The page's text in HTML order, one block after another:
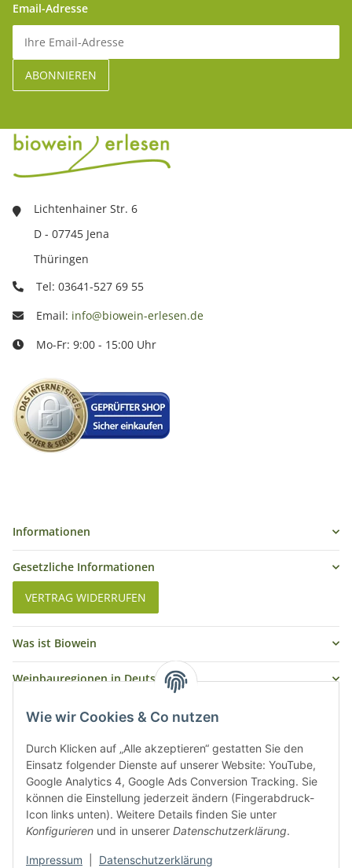
Wie wir Cookies & Co nutzen
Durch Klicken auf „Alle akzeptieren“ gestatten Sie den
Einsatz folgender Dienste auf unserer Website: YouTube,
Google Analytics 4, Google Ads Conversion Tracking. Sie
können die Einstellung jederzeit ändern (Fingerabdruck-
Icon links unten). Weitere Details finden Sie unter
Konfigurieren und in unserer Datenschutzerklärung.
Impressum Datenschutzerklärung
Email-Adresse
Lichtenhainer Str. 6
D - 07745 Jena
Thüringen
Tel: 03641-527 69 55
Email: info@biowein-erlesen.de
Mo-Fr: 9:00 - 15:00 Uhr
Informationen
Gesetzliche Informationen
VERTRAG WIDERRUFEN
Was ist Biowein
Weinbauregionen in Deutschland
Weinbauregionen und Weinbaugebiete in Österreich
Weiße Rebsorten
Rote Rebsorten